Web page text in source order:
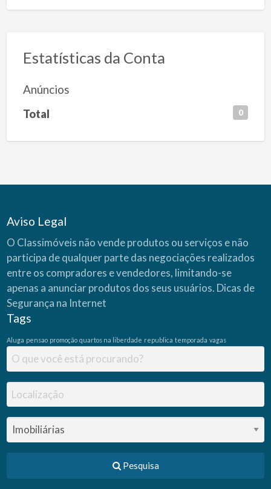
Estatísticas da Conta
Anúncios
Total 0
Aviso Legal
O Classimóveis não vende produtos ou serviços e não
participa de qualquer parte das negociações realizados
entre os compradores e vendedores, limitando-se
apenas a anunciar produtos dos seus usuários. Dicas de
Segurança na Internet
Tags
Aluga pensao promoção quartos na liberdade republica temporada vagas
Pesquisa